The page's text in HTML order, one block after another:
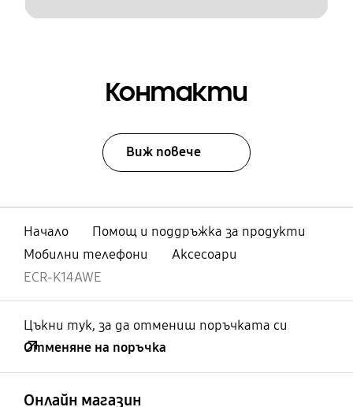
Контакти
Виж повече
Начало
Помощ и поддръжка за продукти
Мобилни телефони
Аксесоари
ECR-K14AWE
Цъкни тук, за да отмениш поръчката си
Отменяне на поръчка
Онлайн магазин